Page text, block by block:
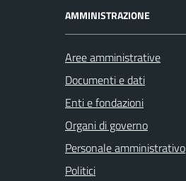
AMMINISTRAZIONE
Aree amministrative
Documenti e dati
Enti e fondazioni
Organi di governo
Personale amministrativo
Politici